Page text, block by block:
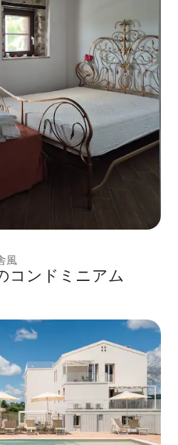
ッタ 田舎風
コンドミニアム